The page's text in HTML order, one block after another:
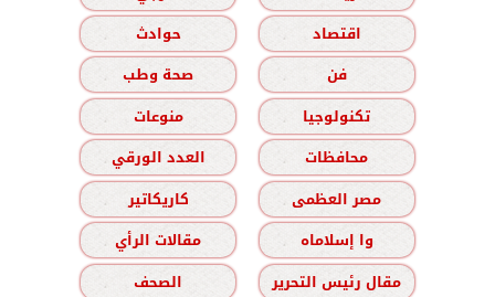
اقتصاد
حوادث
فن
صحة وطب
تكنولوجيا
منوعات
محافظات
العدد الورقي
مصر العظمى
كاريكاتير
وا إسلاماه
مقالات الرأي
مقال رئيس التحرير
الصحف